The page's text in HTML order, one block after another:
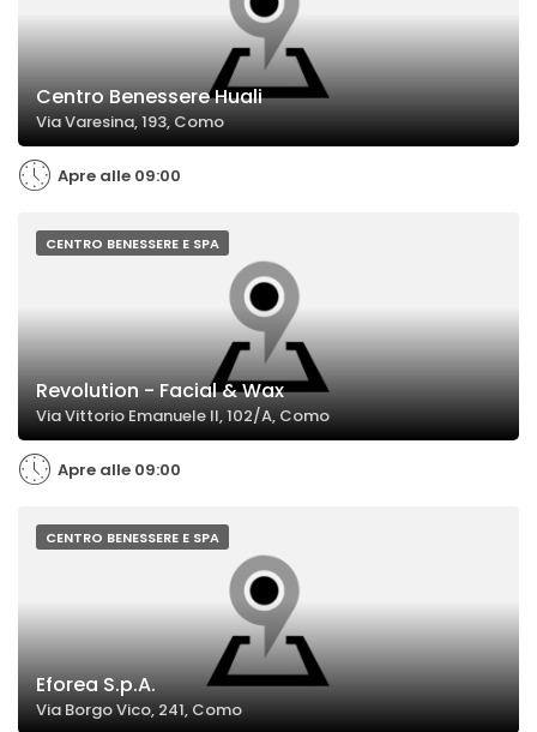
Centro Benessere Huali
Via Varesina, 193, Como
Apre alle 09:00
CENTRO BENESSERE E SPA
Revolution - Facial & Wax
Via Vittorio Emanuele II, 102/A, Como
Apre alle 09:00
CENTRO BENESSERE E SPA
Eforea S.p.A.
Via Borgo Vico, 241, Como